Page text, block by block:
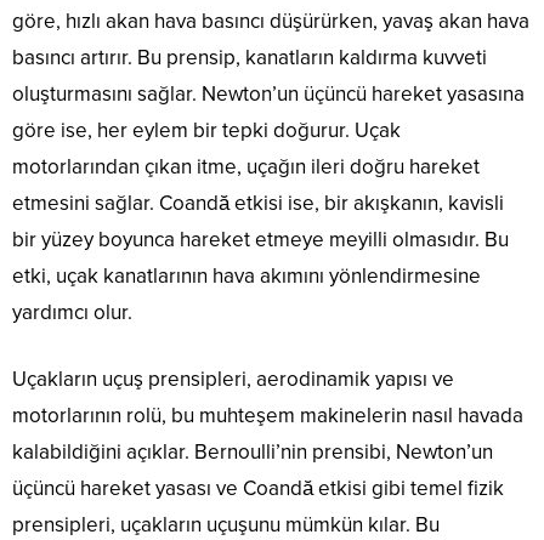
göre, hızlı akan hava basıncı düşürürken, yavaş akan hava
basıncı artırır. Bu prensip, kanatların kaldırma kuvveti
oluşturmasını sağlar. Newton’un üçüncü hareket yasasına
göre ise, her eylem bir tepki doğurur. Uçak
motorlarından çıkan itme, uçağın ileri doğru hareket
etmesini sağlar. Coandă etkisi ise, bir akışkanın, kavisli
bir yüzey boyunca hareket etmeye meyilli olmasıdır. Bu
etki, uçak kanatlarının hava akımını yönlendirmesine
yardımcı olur.
Uçakların uçuş prensipleri, aerodinamik yapısı ve
motorlarının rolü, bu muhteşem makinelerin nasıl havada
kalabildiğini açıklar. Bernoulli’nin prensibi, Newton’un
üçüncü hareket yasası ve Coandă etkisi gibi temel fizik
prensipleri, uçakların uçuşunu mümkün kılar. Bu